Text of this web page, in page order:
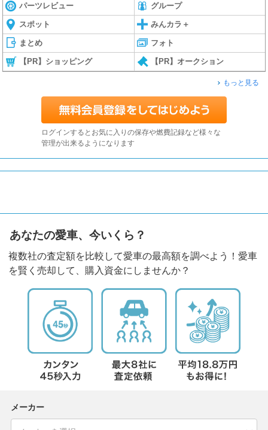
パーツレビュー グループ
スポット みんカラ＋
まとめ フォト
【PR】ショッピング 【PR】オークション
もっと見る
ログインするとお気に入りの保存や燃費記録など様々な
管理が出来るようになります
あなたの愛車、今いくら？
複数社の査定額を比較して愛車の最高額を調べよう！愛車
を賢く売却して、購入資金にしませんか？
メーカー